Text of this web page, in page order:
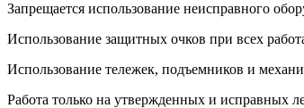
Запрещается использование неисправного
Использование защитных очков при всех
Использование тележек, подъемников и
Работа только на утвержденных и исправных